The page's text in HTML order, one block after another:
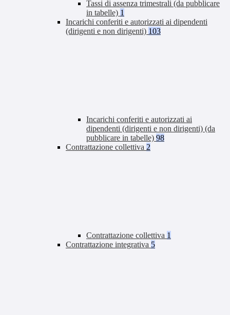
Tassi di assenza trimestrali (da pubblicare
in tabelle) 1
Incarichi conferiti e autorizzati ai dipendenti
(dirigenti e non dirigenti) 103
Incarichi conferiti e autorizzati ai
dipendenti (dirigenti e non dirigenti) (da
pubblicare in tabelle) 98
Contrattazione collettiva 2
Contrattazione collettiva 1
Contrattazione integrativa 5